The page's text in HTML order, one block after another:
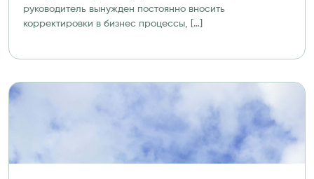
руководитель вынужден постоянно вносить
корректировки в бизнес процессы, […]